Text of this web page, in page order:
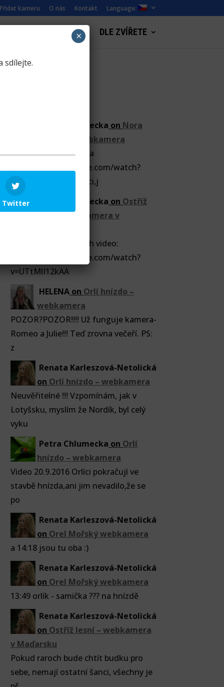
Přidat kameru O nás Kontakt Language:
WEBKAMERY KRAJINY DLE ZVÍŘETE
Petra Chlumecka on Nora
jezevce – webkamera
Videa 21.9.2016 Kočka
https://www.youtube.com/watch?
v=pEuKXt5JxCE Jezevci,j
Petra Chlumecka on Ostříž
lesní – webkamera v
Dnes na hnízdě Raroh video:
https://www.youtube.com/watch?
v=UTtMlI12kAA
HELENAon Orlí hnízdo –
webkamera
POZOR?POZOR!!!! Už funguje kamera-
Romeo a Julie!!! Teď zrovna večeří. PS:
z
Renata Karleszová-Netolická
on Orlí hnízdo – webkamera
Neuvěřitelné !!! Vzpomínám, jak v
Lotyšsku, myslím že Nordík, byl celý
vyku
Petra Chlumecka on Orlí
hnízdo – webkamera
Video 20.9.2016 Orlíci pokračují ve
stavbě hnízda,ani jim nevadilo,že se
po
Renata Karleszová-Netolická
on Orel Mořský webkamera
a 14:18 jsou tu oba :)
Renata Karleszová-Netolická
on Orel Mořský webkamera
13:49 orlík - samička ??? na hnízdě
Renata Karleszová-Netolická
on Ostříž lesní – webkamera
v Maďarsku
Pokud raroch bude chtít budku pro
sebe, nemají ostatní šanci, všechny je
sdílejte.
Twitter
×